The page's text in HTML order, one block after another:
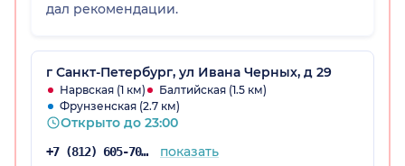
дал рекомендации.
г Санкт-Петербург, ул Ивана Черных, д 29
Нарвская (1 км)
Балтийская (1.5 км)
Фрунзенская (2.7 км)
Открыто до 23:00
+7 (812) 605-70-67 показать